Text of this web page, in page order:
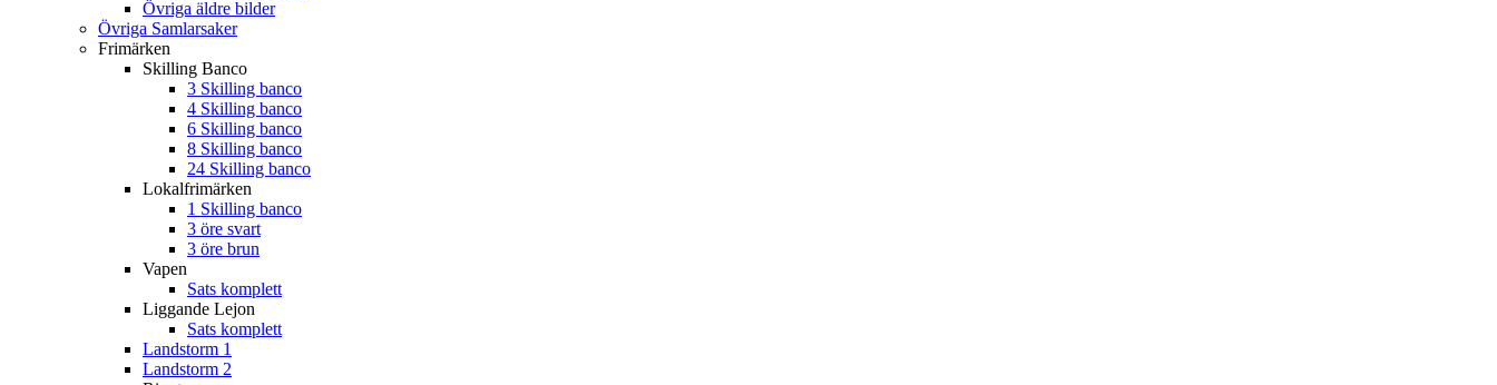
Övriga äldre bilder
Övriga Samlarsaker
Frimärken
Skilling Banco
3 Skilling banco
4 Skilling banco
6 Skilling banco
8 Skilling banco
24 Skilling banco
Lokalfrimärken
1 Skilling banco
3 öre svart
3 öre brun
Vapen
Sats komplett
Liggande Lejon
Sats komplett
Landstorm 1
Landstorm 2